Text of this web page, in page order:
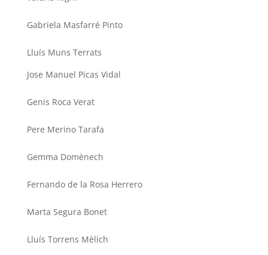
Gabriela Masfarré Pinto
Lluís Muns Terrats
Jose Manuel Picas Vidal
Genis Roca Verat
Pere Merino Tarafa
Gemma Domènech
Fernando de la Rosa Herrero
Marta Segura Bonet
Lluís Torrens Mèlich